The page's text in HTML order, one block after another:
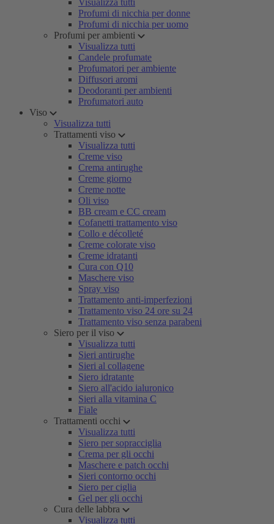
Visualizza tutti
Profumi di nicchia per donne
Profumi di nicchia per uomo
Profumi per ambienti
Visualizza tutti
Candele profumate
Profumatori per ambiente
Diffusori aromi
Deodoranti per ambienti
Profumatori auto
Viso
Visualizza tutti
Trattamenti viso
Visualizza tutti
Creme viso
Crema antirughe
Creme giorno
Creme notte
Oli viso
BB cream e CC cream
Cofanetti trattamento viso
Collo e décolleté
Creme colorate viso
Creme idratanti
Cura con Q10
Maschere viso
Spray viso
Trattamento anti-imperfezioni
Trattamento viso 24 ore su 24
Trattamento viso senza parabeni
Siero per il viso
Visualizza tutti
Sieri antirughe
Sieri al collagene
Siero idratante
Siero all'acido ialuronico
Sieri alla vitamina C
Fiale
Trattamenti occhi
Visualizza tutti
Siero per sopracciglia
Crema per gli occhi
Maschere e patch occhi
Sieri contorno occhi
Siero per ciglia
Gel per gli occhi
Cura delle labbra
Visualizza tutti